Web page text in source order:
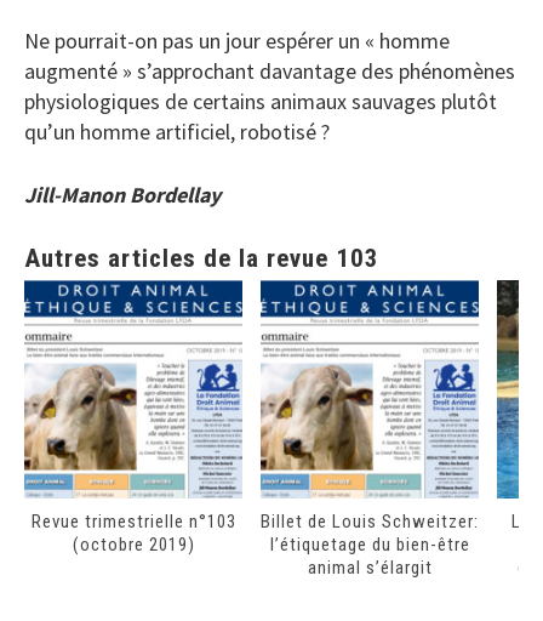
Ne pourrait-on pas un jour espérer un « homme
augmenté » s’approchant davantage des phénomènes
physiologiques de certains animaux sauvages plutôt
qu’un homme artificiel, robotisé ?
Jill-Manon Bordellay
Autres articles de la revue 103
Revue trimestrielle n°103
(octobre 2019)
Billet de Louis Schweitzer:
l’étiquetage du bien-être
animal s’élargit
La